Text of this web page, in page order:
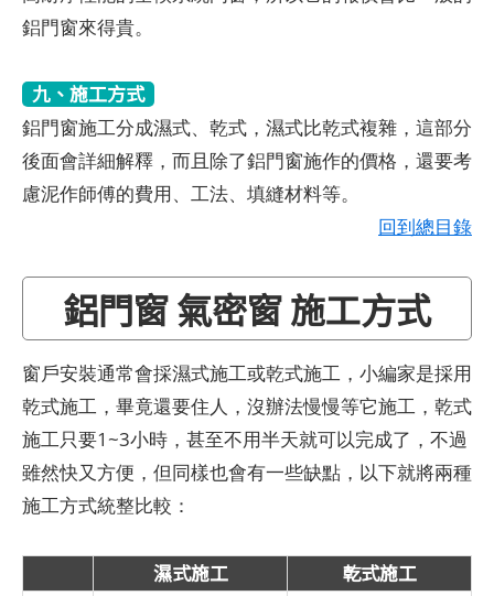
鋁門窗來得貴。
九、施工方式
鋁門窗施工分成濕式、乾式，濕式比乾式複雜，這部分
後面會詳細解釋，而且除了鋁門窗施作的價格，還要考
慮泥作師傅的費用、工法、填縫材料等。
回到總目錄
鋁門窗 氣密窗 施工方式
窗戶安裝通常會採濕式施工或乾式施工，小編家是採用
乾式施工，畢竟還要住人，沒辦法慢慢等它施工，乾式
施工只要1~3小時，甚至不用半天就可以完成了，不過
雖然快又方便，但同樣也會有一些缺點，以下就將兩種
施工方式統整比較：
濕式施工 乾式施工